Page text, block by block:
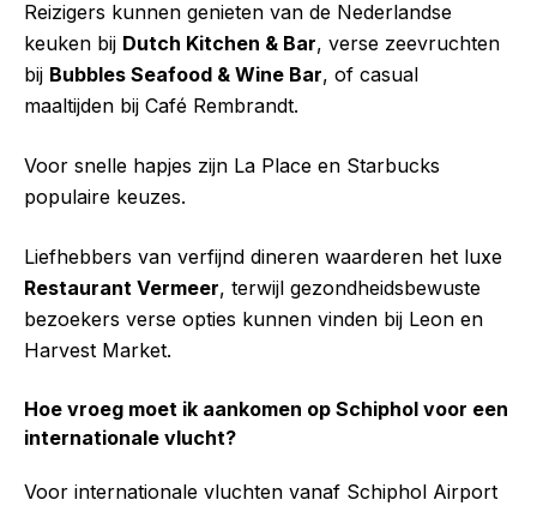
Reizigers kunnen genieten van de Nederlandse
keuken bij Dutch Kitchen & Bar, verse zeevruchten
bij Bubbles Seafood & Wine Bar, of casual
maaltijden bij Café Rembrandt.
Voor snelle hapjes zijn La Place en Starbucks
populaire keuzes.
Liefhebbers van verfijnd dineren waarderen het luxe
Restaurant Vermeer, terwijl gezondheidsbewuste
bezoekers verse opties kunnen vinden bij Leon en
Harvest Market.
Hoe vroeg moet ik aankomen op Schiphol voor een
internationale vlucht?
Voor internationale vluchten vanaf Schiphol Airport